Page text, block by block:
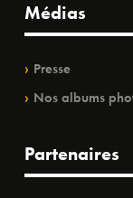
Médias
Presse
Nos albums
Partenaires